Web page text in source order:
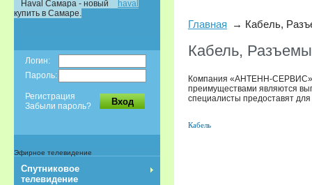
Главная Кабель,
Кабель, Разъемы
Компания «АНТЕНН-СЕРВИС»
преимуществами являются
специалисты предоставят
Кабель
Haval Самара - новый
haval
купить в Самаре.
Логин:
Пароль:
Регистрация
Забыли пароль?
Вход
Эфирное телевидение
Спутниковое
телевидение